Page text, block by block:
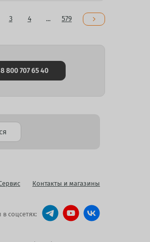
3 4 ... 579
8 800 707 65 40
Контакты и магазины
соцсетях: